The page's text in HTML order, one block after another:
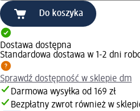
Do koszyka
Dostawa dostępna
Standardowa dostawa w 1-2 dni
Sprawdź dostępność w sklepie dm
Darmowa wysyłka od 169 zł
Bezpłatny zwrot również w